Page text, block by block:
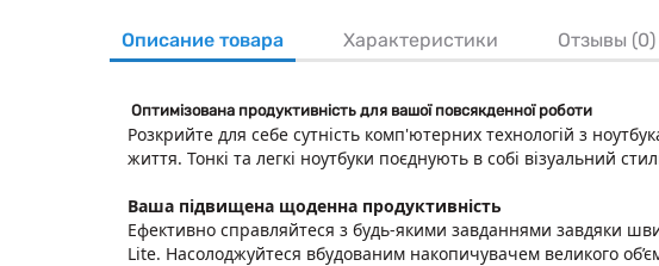
Описание товара Характеристики Отзывы (0)
Оптимізована продуктивність для вашої повсякденної роботи
Розкрийте для себе сутність комп'ютерних технологій з
життя. Тонкі та легкі ноутбуки поєднують в собі візуальний
Ваша підвищена щоденна продуктивність
Ефективно справляйтеся з будь-якими завданнями завдяки
Lite. Насолоджуйтеся вбудованим накопичувачем великого